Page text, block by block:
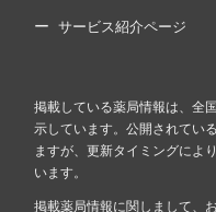
サービス紹介ページ
掲載している薬局情報は、全
示しています。公開されてい
ますが、更新タイミングによ
います。
掲載薬局情報に関しまして、